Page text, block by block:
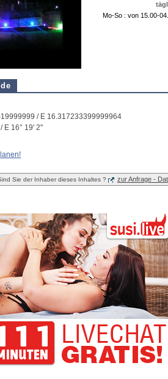
Mo-So : von 15.00-
/ E 16.317233399999964
E 16° 19' 2''
Sie der Inhaber dieses Inhaltes ? zur Anfrage -